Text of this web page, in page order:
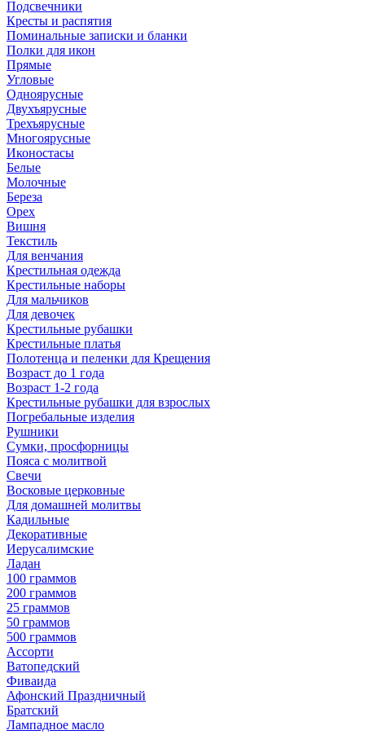
Подсвечники
Кресты и распятия
Поминальные записки и бланки
Полки для икон
Прямые
Угловые
Одноярусные
Двухъярусные
Трехъярусные
Многоярусные
Иконостасы
Белые
Молочные
Береза
Орех
Вишня
Текстиль
Для венчания
Крестильная одежда
Крестильные наборы
Для мальчиков
Для девочек
Крестильные рубашки
Крестильные платья
Полотенца и пеленки для Крещения
Возраст до 1 года
Возраст 1-2 года
Крестильные рубашки для взрослых
Погребальные изделия
Рушники
Сумки, просфорницы
Пояса с молитвой
Свечи
Восковые церковные
Для домашней молитвы
Кадильные
Декоративные
Иерусалимские
Ладан
100 граммов
200 граммов
25 граммов
50 граммов
500 граммов
Ассорти
Ватопедский
Фиваида
Афонский Праздничный
Братский
Лампадное масло